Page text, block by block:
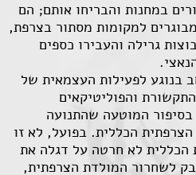
במחנות והבריחו אותם; הם
למקומות מסתור בצרפת,
גרילה והעבירו כספים
בנוגע לפעילות העצמאית של
והפוליטיקאים
המוטעה שהתנועה
הכללית. בפועל, לא זו
הכללית לא חרטה על דגלה את
לשחרור המולדת הצרפתית,